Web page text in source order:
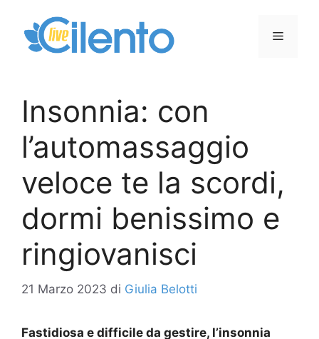
contenuto
Menu
Insonnia: con
l’automassaggio
veloce te la scordi,
dormi benissimo e
ringiovanisci
21 Marzo 2023 di Giulia Belotti
Fastidiosa e difficile da gestire, l’insonnia